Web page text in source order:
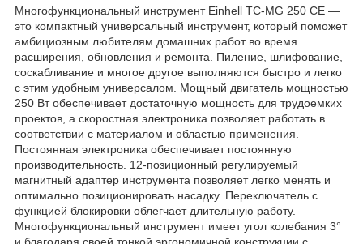
Многофункциональный инструмент Einhell TC-MG 250 CE —
это компактный универсальный инструмент, который поможет
амбициозным любителям домашних работ во время
расширения, обновления и ремонта. Пиление, шлифование,
соскабливание и многое другое выполняются быстро и легко
с этим удобным универсалом. Мощный двигатель мощностью
250 Вт обеспечивает достаточную мощность для трудоемких
проектов, а скоростная электроника позволяет работать в
соответствии с материалом и областью применения.
Постоянная электроника обеспечивает постоянную
производительность. 12-позиционный регулируемый
магнитный адаптер инструмента позволяет легко менять и
оптимально позиционировать насадку. Переключатель с
функцией блокировки облегчает длительную работу.
Многофункциональный инструмент имеет угол колебания 3°
и благодаря своей тонкой эргономичной конструкции с